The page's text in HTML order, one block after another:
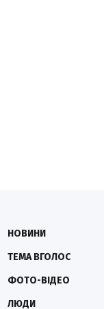
НОВИНИ
ТЕМА ВГОЛОС
ФОТО-ВІДЕО
ЛЮДИ